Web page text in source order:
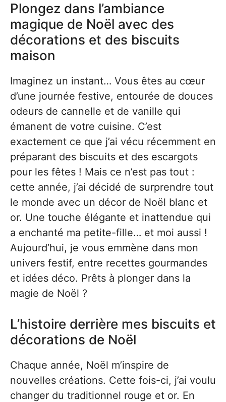
Plongez dans l’ambiance
magique de Noël avec des
décorations et des biscuits
maison
Imaginez un instant… Vous êtes au cœur
d’une journée festive, entourée de douces
odeurs de cannelle et de vanille qui
émanent de votre cuisine. C’est
exactement ce que j’ai vécu récemment en
préparant des biscuits et des escargots
pour les fêtes ! Mais ce n’est pas tout :
cette année, j’ai décidé de surprendre tout
le monde avec un décor de Noël blanc et
or. Une touche élégante et inattendue qui
a enchanté ma petite-fille… et moi aussi !
Aujourd’hui, je vous emmène dans mon
univers festif, entre recettes gourmandes
et idées déco. Prêts à plonger dans la
magie de Noël ?
L’histoire derrière mes biscuits et
décorations de Noël
Chaque année, Noël m’inspire de
nouvelles créations. Cette fois-ci, j’ai voulu
changer du traditionnel rouge et or. En